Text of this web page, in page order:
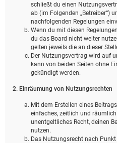
schließt du einen
ab (im Folgenden „Betreiber“)
nachfolgenden Regelungen
Wenn du mit diesen
du das Board nicht weiter
gelten jeweils die an dieser
Der Nutzungsvertrag wird auf
kann von beiden Seiten ohne
gekündigt werden.
2. Einräumung von Nutzungsrechten
Mit dem Erstellen eines
einfaches, zeitlich und
unentgeltliches Recht, deinen
nutzen.
Das Nutzungsrecht nach